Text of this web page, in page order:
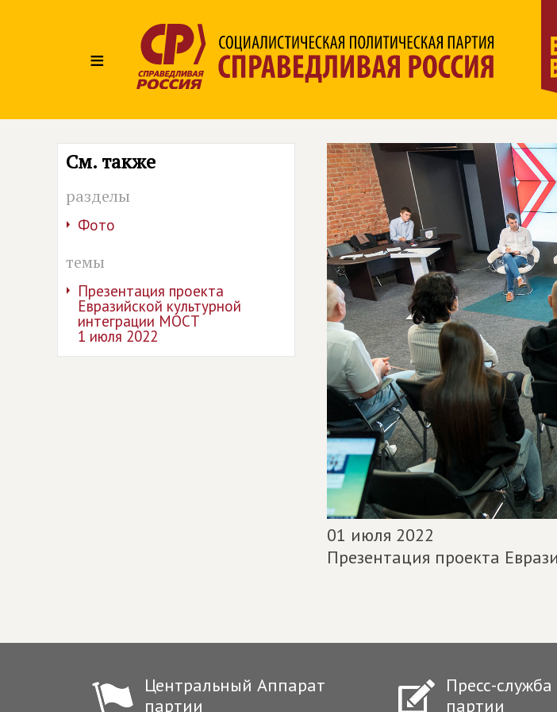
≡
См. также
разделы
Фото
темы
Презентация проекта
Евразийской культурной
интеграции МОСТ
1 июля 2022
01 июля 2022
Презентация проекта
Центральный Аппарат
партии
Пресс-служба
партии